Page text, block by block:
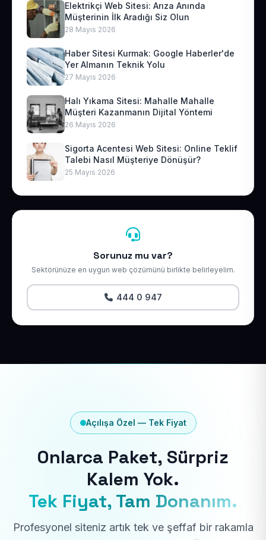
Elektrikçi Web Sitesi: Arıza Anında
Müşterinin İlk Aradığı Siz Olun
28 Mayıs 2026
Haber Sitesi Kurmak: Google Haberler'de
Yer Almanın Teknik Yolu
27 Mayıs 2026
Halı Yıkama Sitesi: Mahalle Mahalle
Müşteri Kazanmanın Dijital Yöntemi
26 Mayıs 2026
Sigorta Acentesi Web Sitesi: Online Teklif
Talebi Nasıl Müşteriye Dönüşür?
25 Mayıs 2026
Sorunuz mu var?
Sektörünüze en uygun web çözümünü birlikte belirleyelim.
444 0 947
Açılışa Özel — Tek Fiyat
Onlarca Paket, Sürpriz
Kalem Yok.
Tek Fiyat, Tam Donanım.
Profesyonel siteniz artık tek ve şeffaf bir rakamla